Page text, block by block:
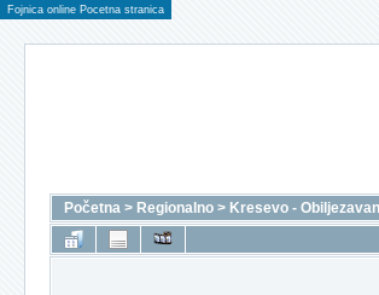
Fojnica online Pocetna stranica
Početna > Regionalno > Kresevo -